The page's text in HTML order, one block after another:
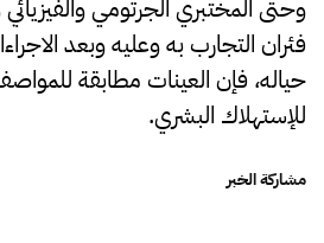
وحتى المختبري الجرتومي والفيزيائي
فئران التجارب به وعليه وبعد
حياله، فإن العينات مطابقة
للإستهلاك البشري.
مشاركة الخبر